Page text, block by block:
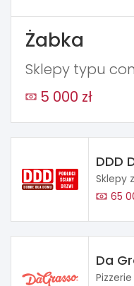
Żabka
Sklepy typu
5 000 zł
DDD
Sklepy
65
Da
Pizzerie